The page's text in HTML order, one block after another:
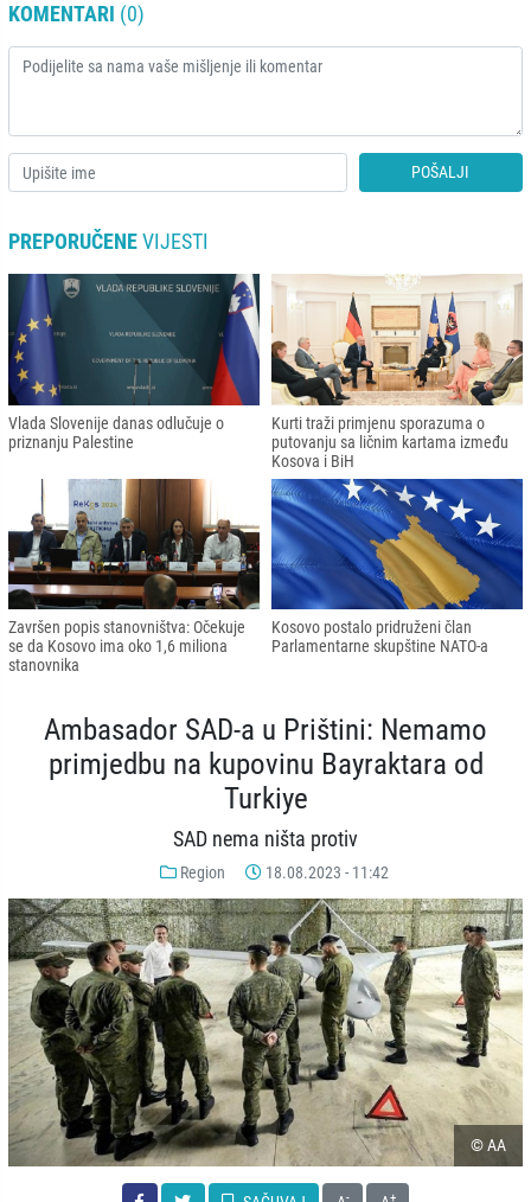
KOMENTARI (0)
POŠALJI
PREPORUČENEVIJESTI
Vlada Slovenije danas odlučuje o
priznanju Palestine
Kurti traži primjenu sporazuma o
putovanju sa ličnim kartama između
Kosova i BiH
Završen popis stanovništva: Očekuje
se da Kosovo ima oko 1,6 miliona
stanovnika
Kosovo postalo pridruženi član
Parlamentarne skupštine NATO-a
Ambasador SAD-a u Prištini: Nemamo
primjedbu na kupovinu Bayraktara od
Turkiye
SAD nema ništa protiv
Region 18.08.2023 - 11:42
© AA
- +